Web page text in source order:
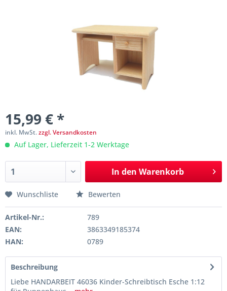
15,99 € *
inkl. MwSt.zzgl. Versandkosten
Auf Lager, Lieferzeit 1-2 Werktage
In den Warenkorb
Wunschliste Bewerten
Artikel-Nr.:
789
EAN:
3863349185374
HAN:
0789
Beschreibung
Liebe HANDARBEIT 46036 Kinder-Schreibtisch Esche 1:12